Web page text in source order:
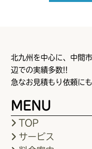
北九州を中心に、中間
辺での実績多数!!
急なお見積もり依頼に
MENU
TOP
サービス